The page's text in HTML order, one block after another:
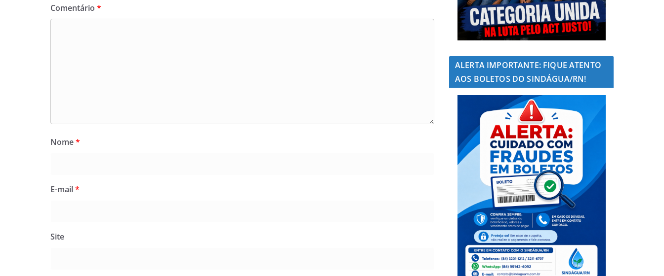
Comentário *
Nome*
E-mail*
Site
ALERTA IMPORTANTE: FIQUE ATENTO
AOS BOLETOS DO SINDÁGUA/RN!